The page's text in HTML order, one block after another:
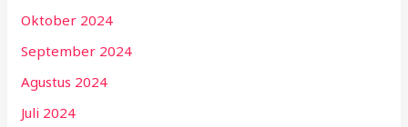
Oktober 2024
September 2024
Agustus 2024
Juli 2024